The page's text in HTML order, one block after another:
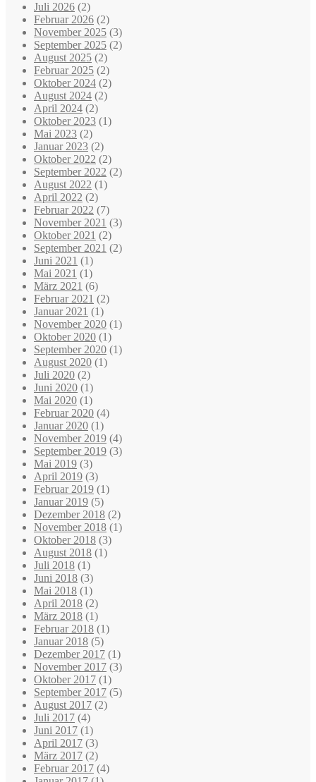
Juli 2026 (2)
Februar 2026 (2)
November 2025 (3)
September 2025 (2)
August 2025 (2)
Februar 2025 (2)
Oktober 2024 (2)
August 2024 (2)
April 2024 (2)
Oktober 2023 (1)
Mai 2023 (2)
Januar 2023 (2)
Oktober 2022 (2)
September 2022 (2)
August 2022 (1)
April 2022 (2)
Februar 2022 (7)
November 2021 (3)
Oktober 2021 (2)
September 2021 (2)
Juni 2021 (1)
Mai 2021 (1)
März 2021 (6)
Februar 2021 (2)
Januar 2021 (1)
November 2020 (1)
Oktober 2020 (1)
September 2020 (1)
August 2020 (1)
Juli 2020 (2)
Juni 2020 (1)
Mai 2020 (1)
Februar 2020 (4)
Januar 2020 (1)
November 2019 (4)
September 2019 (3)
Mai 2019 (3)
April 2019 (3)
Februar 2019 (1)
Januar 2019 (5)
Dezember 2018 (2)
November 2018 (1)
Oktober 2018 (3)
August 2018 (1)
Juli 2018 (1)
Juni 2018 (3)
Mai 2018 (1)
April 2018 (2)
März 2018 (1)
Februar 2018 (1)
Januar 2018 (5)
Dezember 2017 (1)
November 2017 (3)
Oktober 2017 (1)
September 2017 (5)
August 2017 (2)
Juli 2017 (4)
Juni 2017 (1)
April 2017 (3)
März 2017 (2)
Februar 2017 (4)